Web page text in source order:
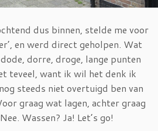
dus binnen, stelde me voor
en werd direct geholpen. Wat
dorre, droge, lange punten
teveel, want ik wil het denk ik
steeds niet overtuigd ben van
graag wat lagen, achter graag
Wassen? Ja! Let’s go!